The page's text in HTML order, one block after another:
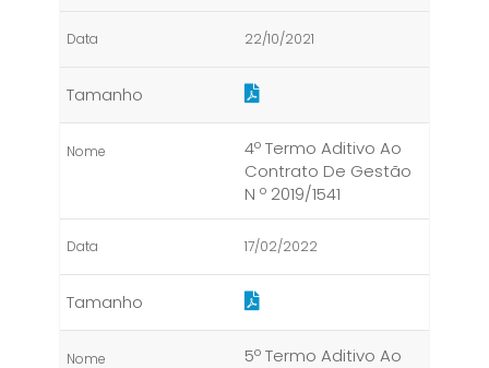
22/10/2021
4º Termo Aditivo Ao
Contrato De Gestão
N º 2019/1541
17/02/2022
5º Termo Aditivo Ao